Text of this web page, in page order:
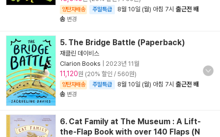
양탄자배송 주말특급 8월 10일 (월) 아침 7시 출근전 배
송 변경
5. The Bridge Battle (Paperback)
재클린 데이비스
Clarion Books
2023년 11월
11,120원 (20% 할인 / 560원)
양탄자배송 주말특급 8월 10일 (월) 아침 7시 출근전 배
송 변경
6. Cat Family at The Museum : A Lift-
the-Flap Book with over 140 Flaps (N